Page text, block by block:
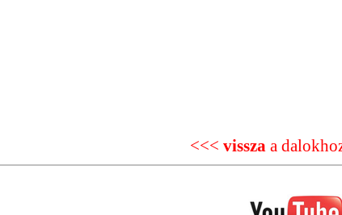
<<< vissza a